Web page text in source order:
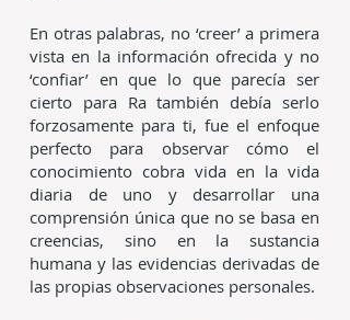
En otras palabras, no ‘creer’ a primera
vista en la información ofrecida y no
‘confiar’ en que lo que parecía ser
cierto para Ra también debía serlo
forzosamente para ti, fue el enfoque
perfecto para observar cómo el
conocimiento cobra vida en la vida
diaria de uno y desarrollar una
comprensión única que no se basa en
creencias, sino en la sustancia
humana y las evidencias derivadas de
las propias observaciones personales.